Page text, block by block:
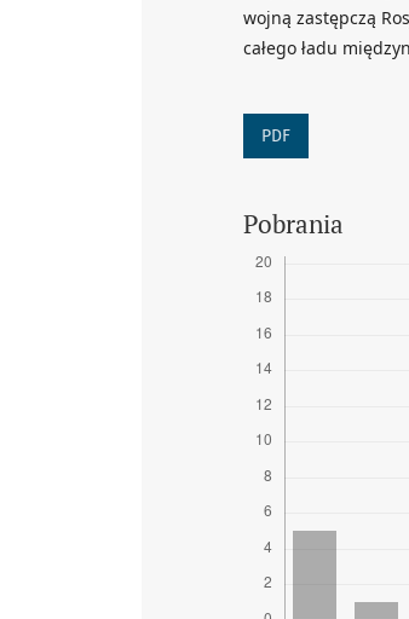
wojną zastępczą
całego ładu
PDF
Pobrania